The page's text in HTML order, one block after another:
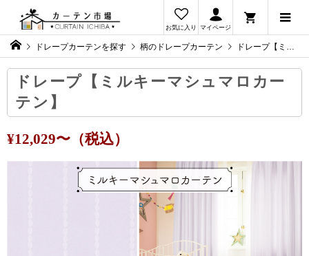
お気に入り マイページ
ドレープカーテンを探す 柄のドレープカーテン ドレープ【ミルキーマシュマロカーテン】
ドレープ【ミルキーマシュマロカー
テン】
¥12,029〜（税込）